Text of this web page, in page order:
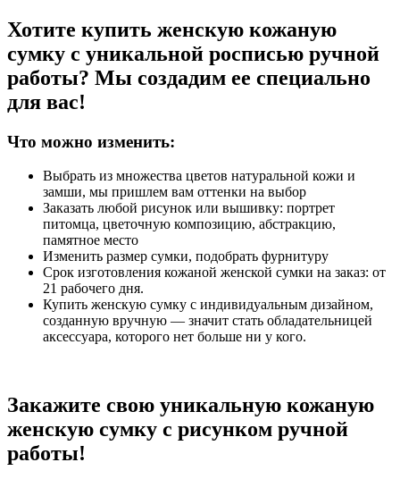
Хотите купить женскую кожаную
сумку с уникальной росписью ручной
работы? Мы создадим ее специально
для вас!
Что можно изменить:
Выбрать из множества цветов натуральной кожи и
замши, мы пришлем вам оттенки на выбор
Заказать любой рисунок или вышивку: портрет
питомца, цветочную композицию, абстракцию,
памятное место
Изменить размер сумки, подобрать фурнитуру
Срок изготовления кожаной женской сумки на заказ: от
21 рабочего дня.
Купить женскую сумку с индивидуальным дизайном,
созданную вручную — значит стать обладательницей
аксессуара, которого нет больше ни у кого.
Закажите свою уникальную кожаную
женскую сумку с рисунком ручной
работы!